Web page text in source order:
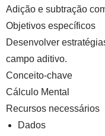
Adição e subtração
Objetivos específicos
Desenvolver
campo aditivo.
Conceito-chave
Cálculo Mental
Recursos necessários
Dados